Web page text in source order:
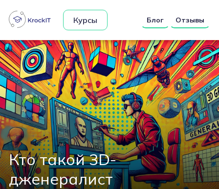
Курсы Блог Отзывы
Кто такой 3D-
дженералист